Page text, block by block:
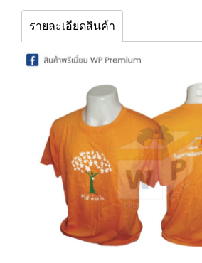
รายละเอียดสินค้า